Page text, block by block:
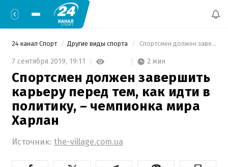
24 канал Спорт Другие виды спорта Спортсмен должен завершить карьеру перед тем, как идти в политику, – чемпионка мира Харлан
7 сентября 2019, 19:11 2 мин
Спортсмен должен завершить
карьеру перед тем, как идти в
политику, – чемпионка мира
Харлан
Источник: the-village.com.ua